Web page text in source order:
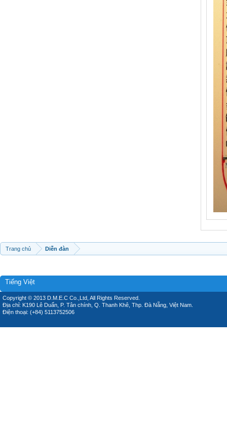
Trang chủ Diễn đàn
Tiếng Việt
Copyright © 2013 D.M.E.C Co.,Ltd, All Rights Reserved.
Địa chỉ: K190 Lê Duẩn, P. Tân chính, Q. Thanh Khê, Thp. Đà Nẵng, Việt Nam.
Điện thoại: (+84) 5113752506